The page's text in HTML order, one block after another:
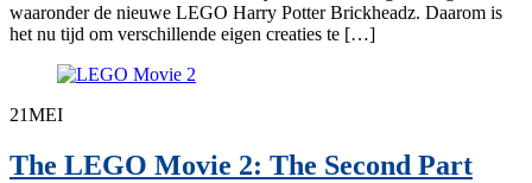
waaronder de nieuwe LEGO Harry Potter Brickheadz. Daarom is
het nu tijd om verschillende eigen creaties te […]
21MEI
The LEGO Movie 2: The Second Part